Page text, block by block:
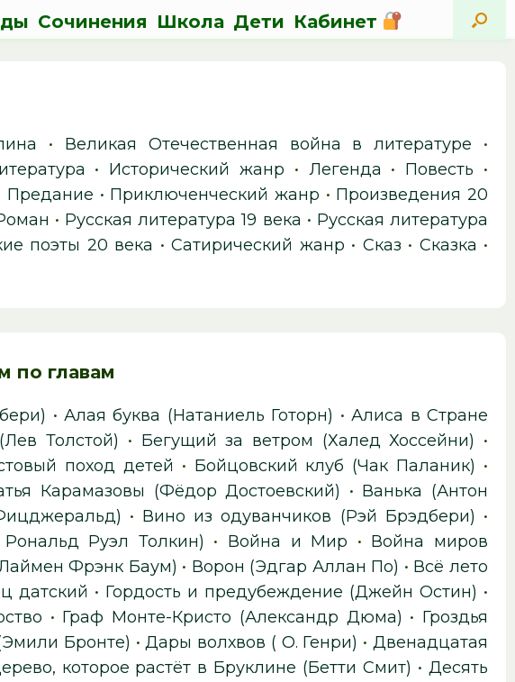
Сочинения Школа Дети Кабинет
• Великая Отечественная война в литературе •
• Исторический жанр • Легенда • Повесть •
Предание • Приключенческий жанр • Произведения 20
• Русская литература 19 века • Русская литература
поэты 20 века •Сатирический жанр • Сказ • Сказка •
по главам
•Алая буква (Натаниель Готорн) •Алиса в Стране
Толстой) • Бегущий за ветром (Халед Хоссейни) •
поход детей • Бойцовский клуб (Чак Паланик) •
Карамазовы (Фёдор Достоевский) • Ванька (Антон
• Вино из одуванчиков (Рэй Брэдбери) •
Руэл Толкин) • Война и Мир • Война миров
Фрэнк Баум) • Ворон (Эдгар Аллан По) • Всё лето
датский • Гордость и предубеждение (Джейн Остин) •
• Граф Монте-Кристо (Александр Дюма) • Гроздья
Бронте) •Дары волхвов ( О. Генри) •Двенадцатая
которое растёт в Бруклине (Бетти Смит) •Десять